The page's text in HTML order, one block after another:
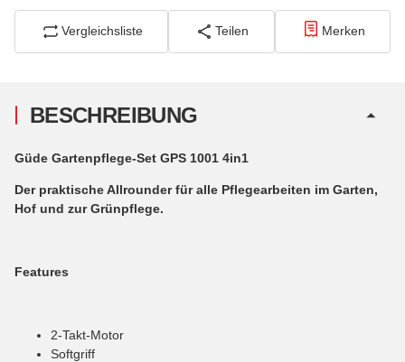
Vergleichsliste Teilen Merken
BESCHREIBUNG
Güde Gartenpflege-Set GPS 1001 4in1
Der praktische Allrounder für alle Pflegearbeiten im Garten,
Hof und zur Grünpflege.
Features
2-Takt-Motor
Softgriff